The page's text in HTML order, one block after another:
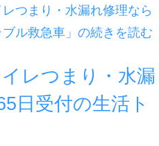
つまり・水漏れ修理なら
ル救急車」の続きを読む
レつまり・水漏
日受付の生活ト